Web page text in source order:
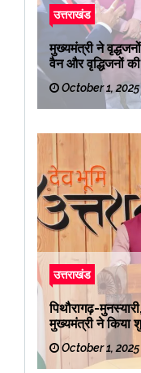
उत्तराखंड
मुख्यमंत्री ने
वैन और वृद्धिजनों
रवाना किया
October 1, 2025
उत्तराखंड
पिथौरागढ़-
मुख्यमंत्री ने किया
October 1, 2025